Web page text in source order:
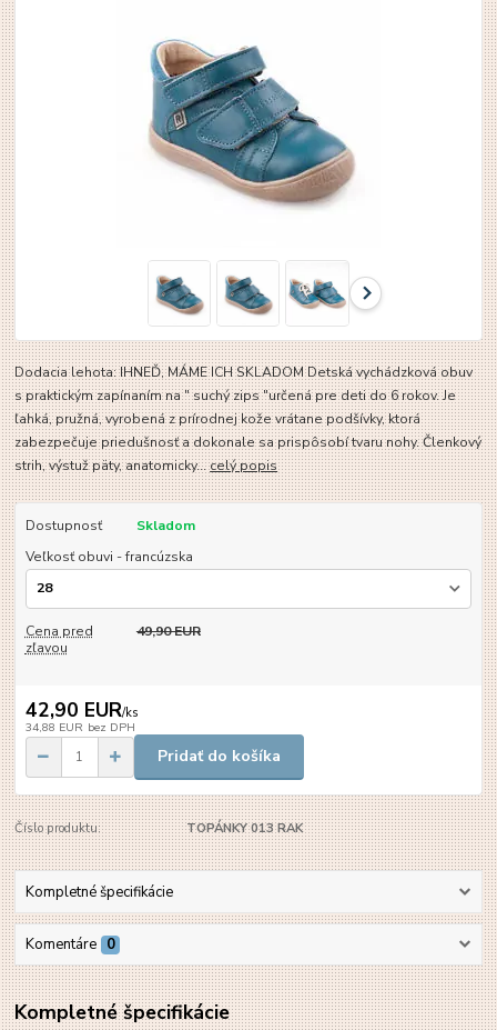
Dodacia lehota: IHNEĎ, MÁME ICH SKLADOM Detská vychádzková obuv
s praktickým zapínaním na " suchý zips "určená pre deti do 6 rokov. Je
ľahká, pružná, vyrobená z prírodnej kože vrátane podšívky, ktorá
zabezpečuje priedušnosť a dokonale sa prispôsobí tvaru nohy. Členkový
strih, výstuž päty, anatomicky...celý popis
Dostupnosť
Skladom
Veľkosť obuvi - francúzska
Cena pred
zľavou
49,90 EUR
42,90 EUR/ks
34,88 EUR bez DPH
Pridať do košíka
Číslo produktu: TOPÁNKY 013 RAK
Kompletné špecifikácie
Komentáre 0
Kompletné špecifikácie